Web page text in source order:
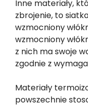
Inne materiały,
zbrojenie, to
wzmocniony
wzmocniony
z nich ma swoje
zgodnie z
Materiały
powszechnie